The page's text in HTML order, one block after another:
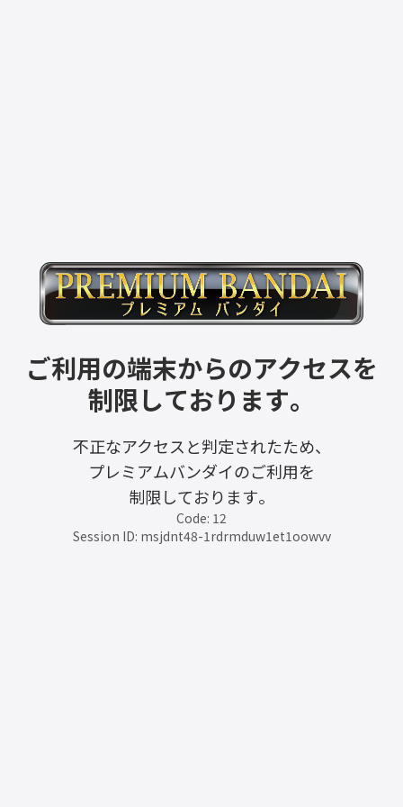
ご利用の端末からのアクセスを
制限しております。
不正なアクセスと判定されたため、
プレミアムバンダイのご利用を
制限しております。
Code: 12
Session ID: msjdnt48-1rdrmduw1et1oowvv